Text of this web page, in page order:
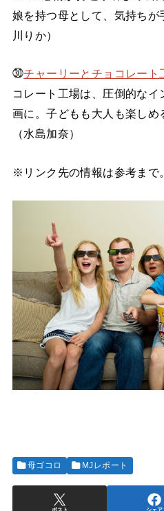
娘を持つ母として、気持ち
川りか）
㉚チャーリーとチョコレート
コレート工場は、圧倒的な
画に。子どもも大人も楽し
（水島加奈）
※リンク先の情報は参考まで。
母ゴコロ MJレポート